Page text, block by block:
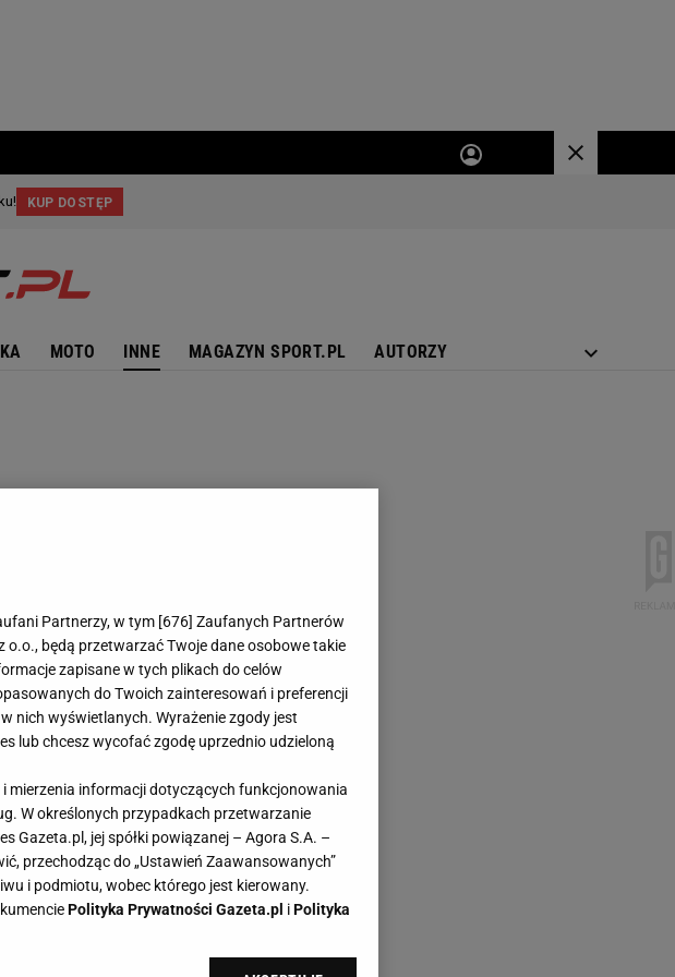
MOTO INNE MAGAZYN SPORT.PL AUTORZY
Partnerzy, w tym [676] Zaufanych Partnerów
o.o., będą przetwarzać Twoje dane osobowe takie
zapisane w tych plikach do celów
do Twoich zainteresowań i preferencji
nich wyświetlanych. Wyrażenie zgody jest
lub chcesz wycofać zgodę uprzednio udzieloną
mierzenia informacji dotyczących funkcjonowania
W określonych przypadkach przetwarzanie
Gazeta.pl, jej spółki powiązanej – Agora S.A. –
przechodząc do „Ustawień Zaawansowanych”
i podmiotu, wobec którego jest kierowany.
Polityka Prywatności Gazeta.pl iPolityka